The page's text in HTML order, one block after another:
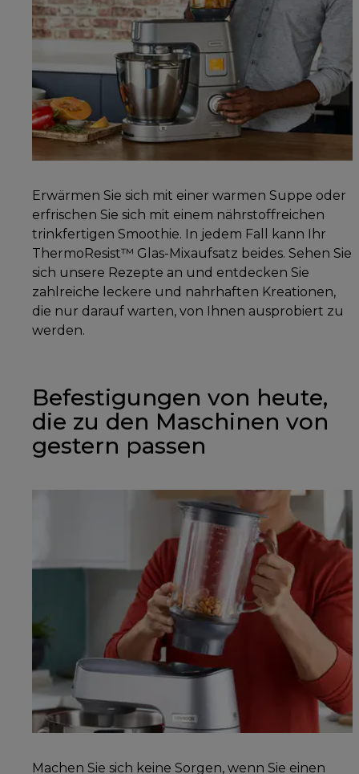
Erwärmen Sie sich mit einer warmen Suppe oder
erfrischen Sie sich mit einem nährstoffreichen
trinkfertigen Smoothie. In jedem Fall kann Ihr
ThermoResist™ Glas-Mixaufsatz beides. Sehen Sie
sich unsere Rezepte an und entdecken Sie
zahlreiche leckere und nahrhaften Kreationen,
die nur darauf warten, von Ihnen ausprobiert zu
werden.
Befestigungen von heute,
die zu den Maschinen von
gestern passen
Machen Sie sich keine Sorgen, wenn Sie einen